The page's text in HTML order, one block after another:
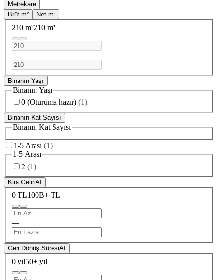
Metrekare
Brüt m²
Net m²
210 m²210 m²
—
Binanın Yaşı
Binanın Yaşı
0 (Oturuma hazır) (1)
Binanın Kat Sayısı
Binanın Kat Sayısı
1-5 Arası (1)
1-5 Arası
2 (1)
Kira GeliriAI
0 TL100B+ TL
—
Geri Dönüş SüresiAI
0 yıl50+ yıl